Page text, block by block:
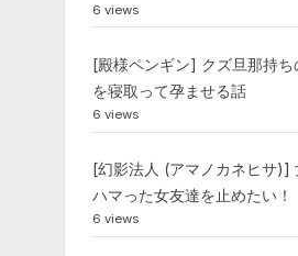
6 views
[殿様ペンギン] クズ旦那持ち
を寝取って孕ませる話
6 views
[幻影法人 (アマノカネヒサ)]
ハマった女友達を止めたい！
6 views